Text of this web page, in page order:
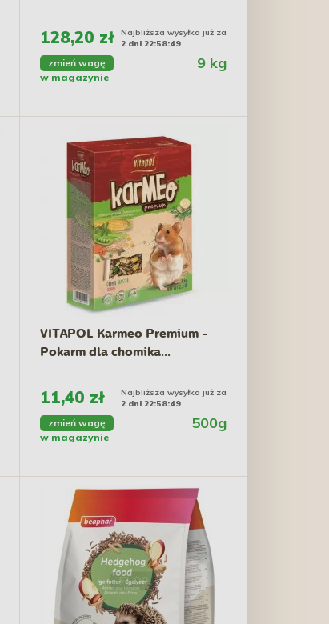
128,20 zł
Najbliższa wysyłka już za
2 dni 22:58:48
zmień wagę 9 kg
w magazynie
VITAPOL Karmeo Premium -
Pokarm dla chomika...
11,40 zł
Najbliższa wysyłka już za
2 dni 22:58:48
zmień wagę 500g
w magazynie